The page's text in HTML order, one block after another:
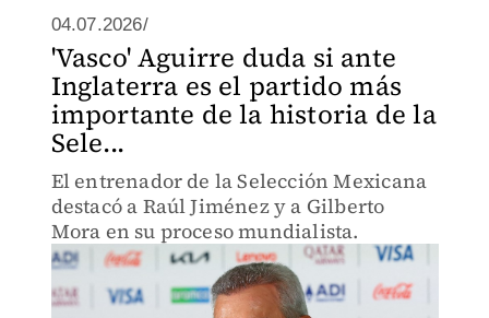
04.07.2026/
'Vasco' Aguirre duda si ante
Inglaterra es el partido más
importante de la historia de la
Sele...
El entrenador de la Selección Mexicana
destacó a Raúl Jiménez y a Gilberto
Mora en su proceso mundialista.